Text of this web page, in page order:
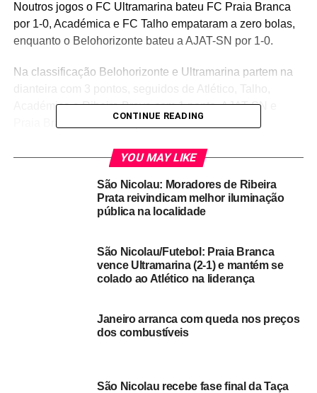
Noutros jogos o FC Ultramarina bateu FC Praia Branca
por 1-0, Académica e FC Talho empataram a zero bolas,
enquanto o Belohorizonte bateu a AJAT-SN por 1-0.
Na classificação Belohorizonte e Ultramarina partem na
dianteira com 3 pontos, seguidos de Atlético, Talho,
Académica e Ribeira Brava com 1 ponto. AJAT-SN e
Praia Branca ainda não pontuaram.
RELATED TOPICS: DESTAQUE DESTAQUES
Desporto no Tarrafal de São Nicolau está num
bom momento, com um forte apoio da Autarquia
Futebol: Torneio de abertura arranca com o
clássico da Ribeira Brava
CONTINUE READING
YOU MAY LIKE
São Nicolau: Moradores de Ribeira
Prata reivindicam melhor iluminação
pública na localidade
São Nicolau/Futebol: Praia Branca
vence Ultramarina (2-1) e mantém se
colado ao Atlético na liderança
Janeiro arranca com queda nos preços
dos combustíveis
São Nicolau recebe fase final da Taça